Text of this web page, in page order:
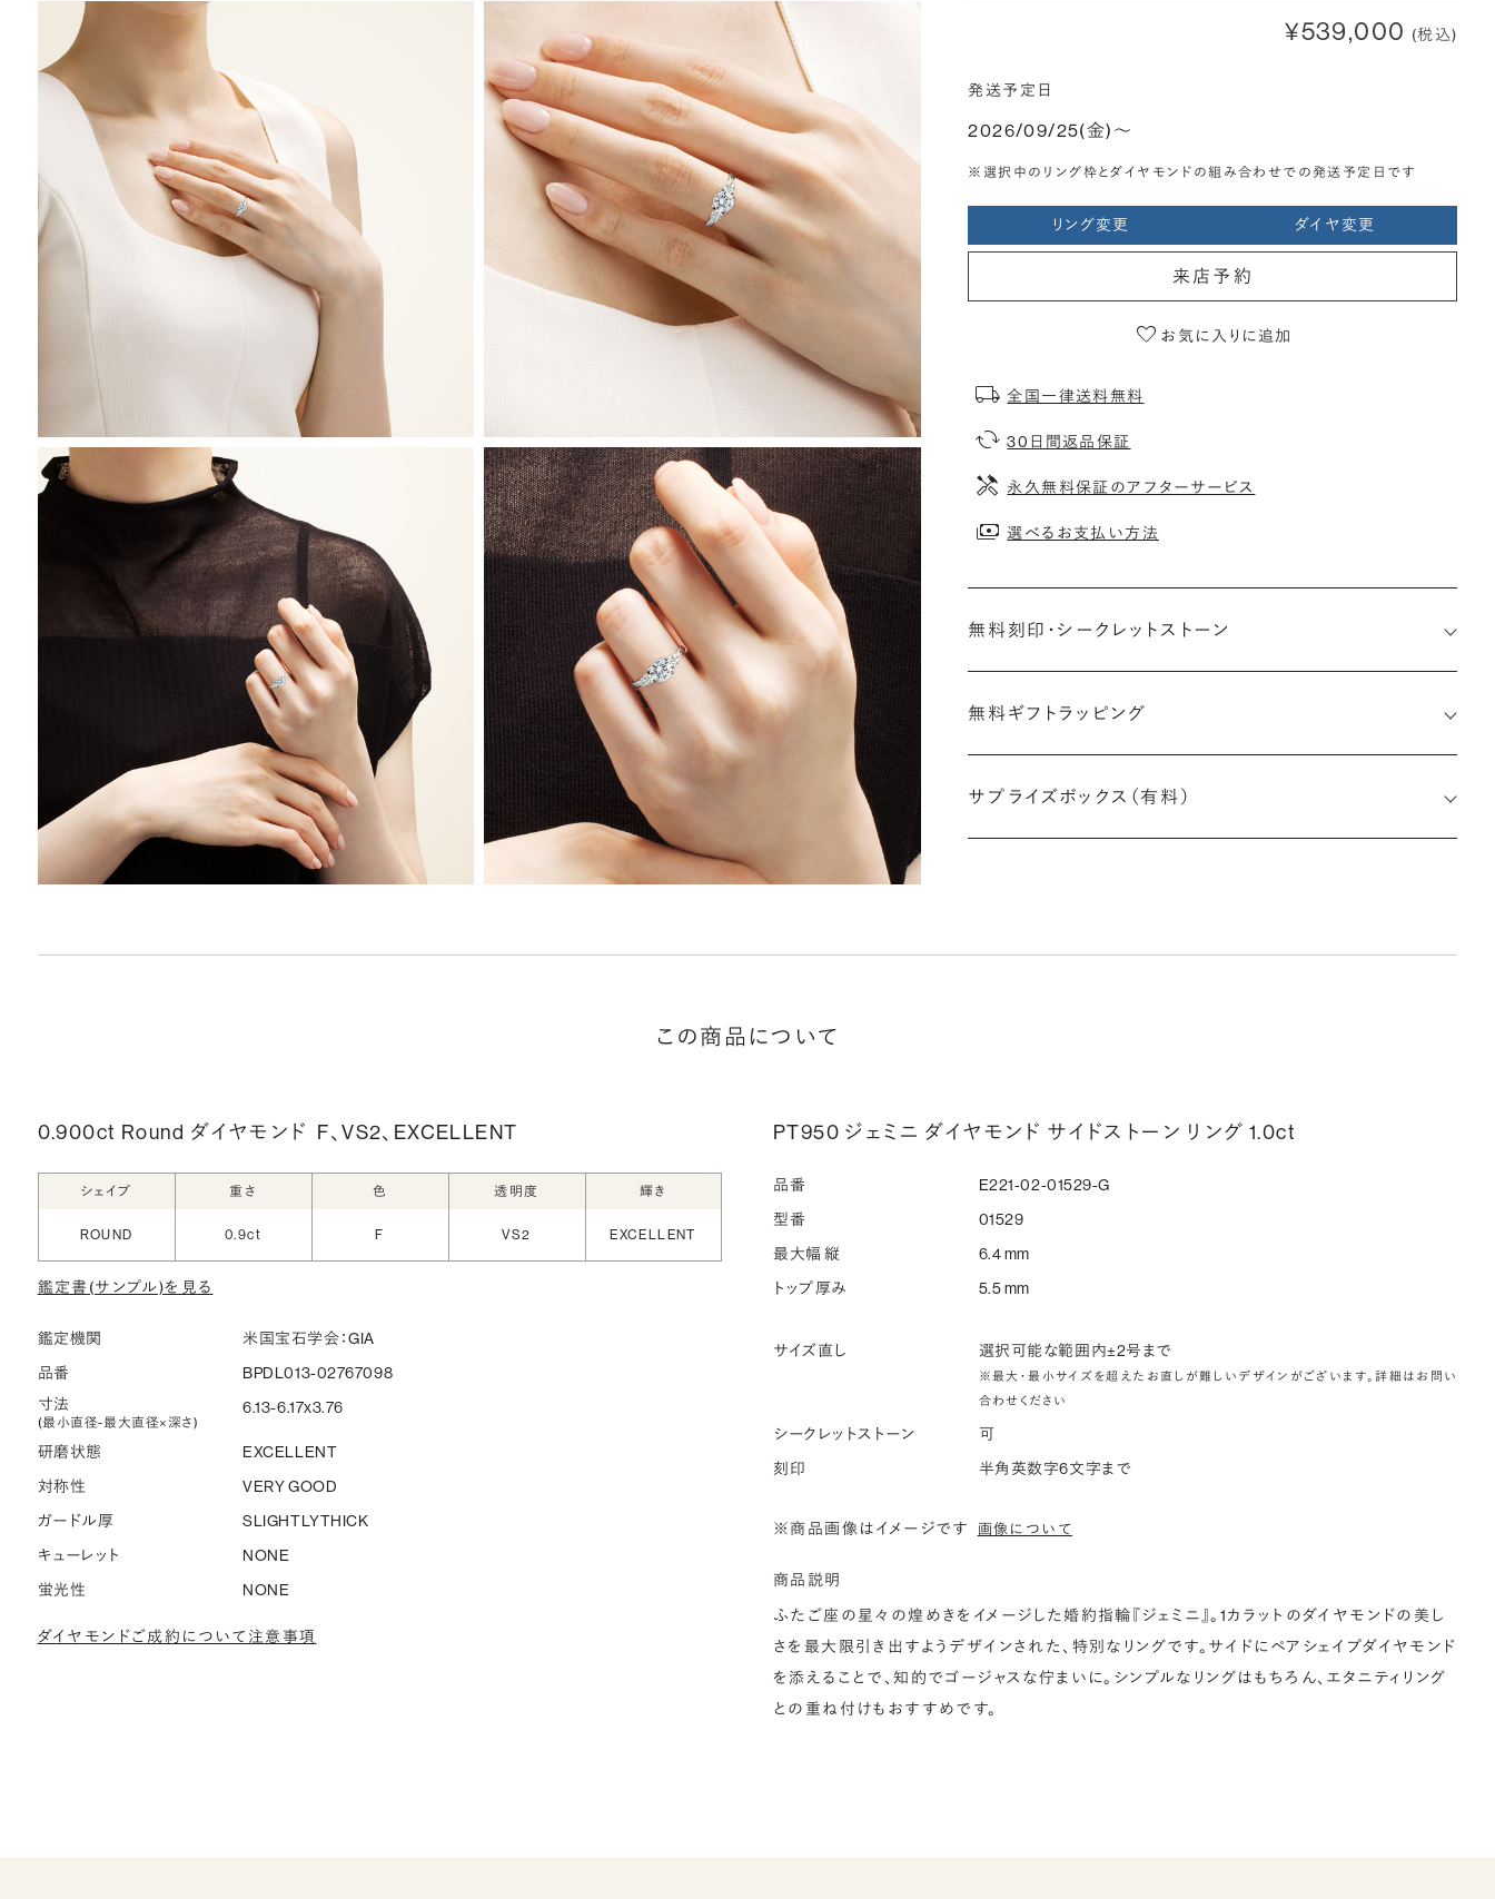
¥539,000 (税込)
発送予定日
2026/09/25(金)〜
※選択中のリング枠とダイヤモンドの組み合わせでの発送予定日です
リング変更 ダイヤ変更
来店予約
お気に入りに追加
全国一律送料無料
30日間返品保証
永久無料保証のアフターサービス
選べるお支払い方法
無料刻印・ シークレットストーン
刻印メッセージ：アルファベット6文字まで刻印可能
ことができます。注文前だけでなく購入後の刻印も、リングに初めて
詳しく見る
無料ギフトラッピング
サプライズボックス（有料）
この商品について
0.900ct Round ダイヤモンド F、VS2、EXCELLENT
シェイプ 重さ 色 透明度 輝き
ROUND 0.9ct F VS2 EXCELLENT
鑑定書(サンプル)を見る
鑑定機関
米国宝石学会：GIA
品番
BPDL013-02767098
寸法
(最小直径-最大直径×深さ)
6.13-6.17x3.76
研磨状態
EXCELLENT
対称性
VERY GOOD
ガードル厚
SLIGHTLYTHICK
キューレット
NONE
蛍光性
NONE
ダイヤモンドご成約について注意事項
PT950 ジェミニ ダイヤモンド サイドストーン リング 1.0ct
品番
E221-02-01529-G
型番
01529
最大幅 縦
6.4 mm
トップ厚み
5.5 mm
サイズ直し 選択可能な範囲内±2号まで
※最大・最小サイズを超えたお直しが難しいデザインがございます。詳細はお問い
合わせください
シークレットストーン
可
刻印
半角英数字6文字まで
※商品画像はイメージです 画像について
商品説明
ふたご座の星々の煌めきをイメージした婚約指輪『ジェミニ』。1カラットのダイヤモンドの美し
さを最大限引き出すようデザインされた、特別なリングです。サイドにペアシェイプダイヤモンド
を添えることで、知的でゴージャスな佇まいに。シンプルなリングはもちろん、エタニティリング
との重ね付けもおすすめです。